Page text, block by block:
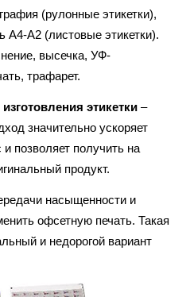
(рулонные этикетки),
А4-А2 (листовые этикетки).
высечка, УФ-
трафарет.
изготовления этикетки –
значительно ускоряет
позволяет получить на
продукт.
насыщенности и
офсетную печать. Такая
и недорогой вариант